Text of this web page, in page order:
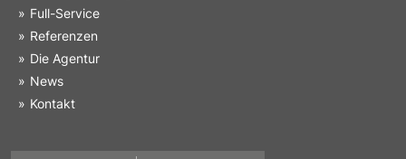
Full-Service
Referenzen
Die Agentur
News
Kontakt